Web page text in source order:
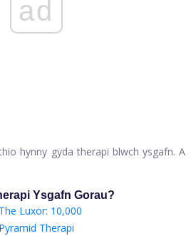
ad
hynny gyda therapi blwch ysgafn. A
Ysgafn Gorau?
The Luxor: 10,000
Pyramid Therapi